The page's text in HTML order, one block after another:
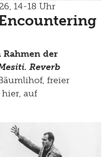
14-18 Uhr
der
Reverb
, freier
hier, auf